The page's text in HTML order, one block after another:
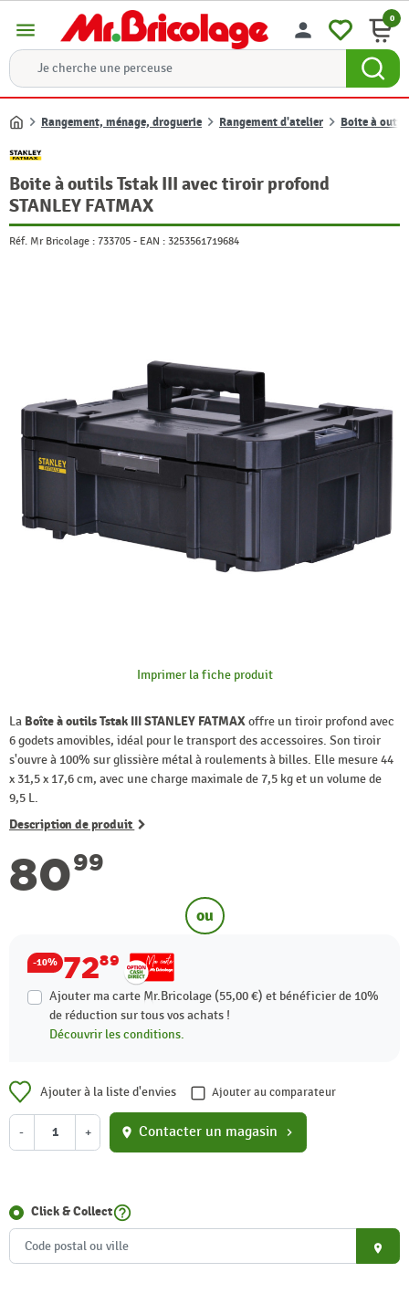
menu person 0
Accueil
Rangement, ménage, droguerie Rangement d'atelier Boite à outils
Boite à outils Tstak III avec tiroir profond
STANLEY FATMAX
Réf. Mr Bricolage : 733705 - EAN : 3253561719684
Imprimer la fiche produit
La Boîte à outils Tstak III STANLEY FATMAXoffre un tiroir profond avec
6 godets amovibles, idéal pour le transport des accessoires. Son tiroir
s'ouvre à 100% sur glissière métal à roulements à billes. Elle mesure 44
x 31,5 x 17,6 cm, avec une charge maximale de 7,5 kg et un volume de
9,5 L.
Description de produit
8099
ou
-10% 7289
Ajouter ma carte Mr.Bricolage (55,00 €) et bénéficier de 10%
de réduction sur tous vos achats !
Découvrir les conditions.
Ajouter à la liste d'envies Ajouter au comparateur
- + location_on Contacter un magasin chevron_right
Click & Collecthelp_outline
place